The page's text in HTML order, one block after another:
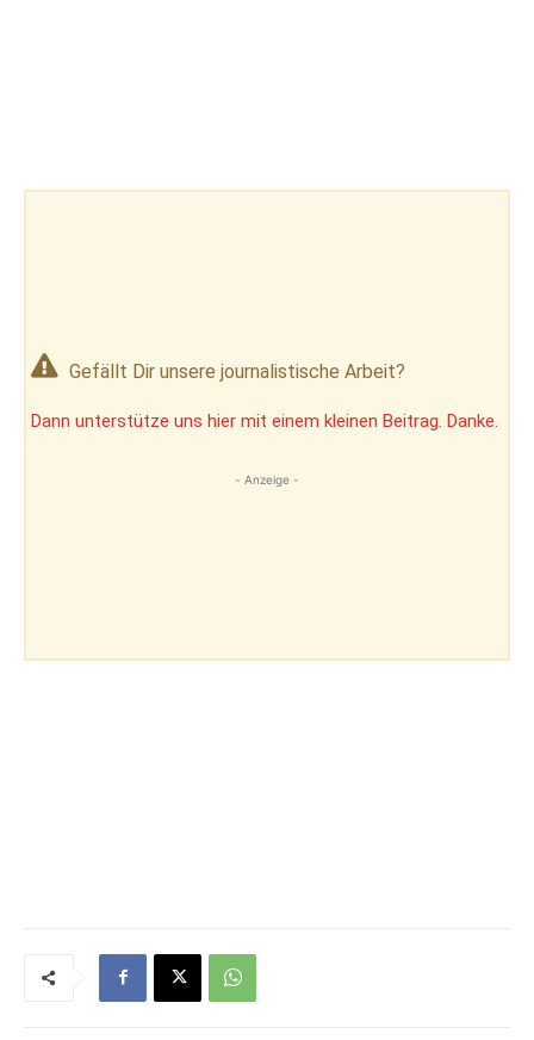
Gefällt Dir unsere journalistische Arbeit?
Dann unterstütze uns hier mit einem kleinen Beitrag. Danke.
- Anzeige -